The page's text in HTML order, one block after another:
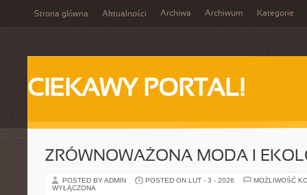
Strona główna Aktualności Archiwa Archiwum Kategorie
CIEKAWY PORTAL!
ZRÓWNOWAŻONA MODA I
POSTED BY ADMIN POSTED ON LUT - 3 - 2026
MOŻLIWOŚĆ
WYŁĄCZONA